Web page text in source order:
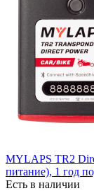
MYLAPS TR2
питание), 1 год
Есть в наличии